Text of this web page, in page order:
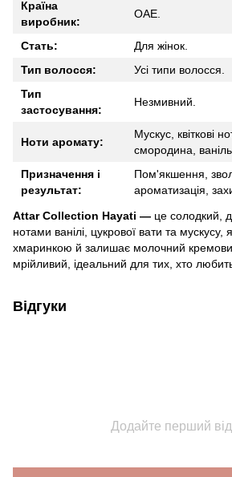
Країна
виробник:
ОАЕ.
Стать:
Для жінок.
Тип волосся:
Усі типи волосся.
Тип
застосування:
Незмивний.
Ноти аромату:
Мускус, квіткові
смородина, ваніль.
Призначення і
результат:
Пом'якшення,
ароматизація,
Attar Collection Hayati — це солодкий,
нотами ванілі, цукрової вати та мускусу,
хмаринкою й залишає молочний
мрійливий, ідеальний для тих, хто
Відгуки
Додайте перший